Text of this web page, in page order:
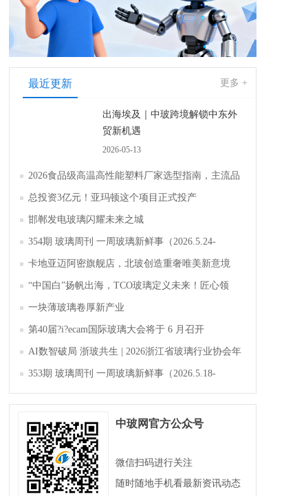
最近更新 更多 +
出海埃及｜中玻跨境解锁中东外
贸新机遇
2026-05-13
2026食品级高温高性能塑料厂家选型指南，主流品
牌全面解析评测
总投资3亿元！亚玛顿这个项目正式投产
邯郸发电玻璃闪耀未来之城
354期 玻璃周刊 一周玻璃新鲜事（2026.5.24-
2026.5.30）
卡地亚迈阿密旗舰店，北玻创造重奢唯美新意境
“中国白”扬帆出海，TCO玻璃定义未来！匠心领
航，淄博新材料产业聚势成峰
一块薄玻璃卷厚新产业
第40届?i?ecam国际玻璃大会将于 6 月召开
AI数智破局 浙玻共生 | 2026浙江省玻璃行业协会年
会暨第四届四次会员大会成功举办
353期 玻璃周刊 一周玻璃新鲜事（2026.5.18-
2026.5.23）
中玻网官方公众号
微信扫码进行关注
随时随地手机看最新资讯动态